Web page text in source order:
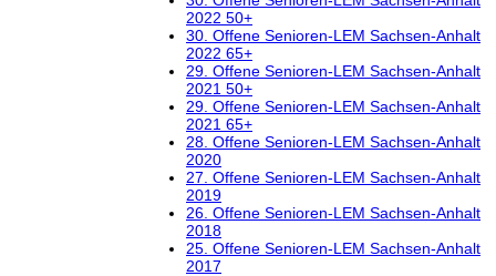
2022 50+
30. Offene Senioren-LEM Sachsen-Anhalt
2022 65+
29. Offene Senioren-LEM Sachsen-Anhalt
2021 50+
29. Offene Senioren-LEM Sachsen-Anhalt
2021 65+
28. Offene Senioren-LEM Sachsen-Anhalt
2020
27. Offene Senioren-LEM Sachsen-Anhalt
2019
26. Offene Senioren-LEM Sachsen-Anhalt
2018
25. Offene Senioren-LEM Sachsen-Anhalt
2017